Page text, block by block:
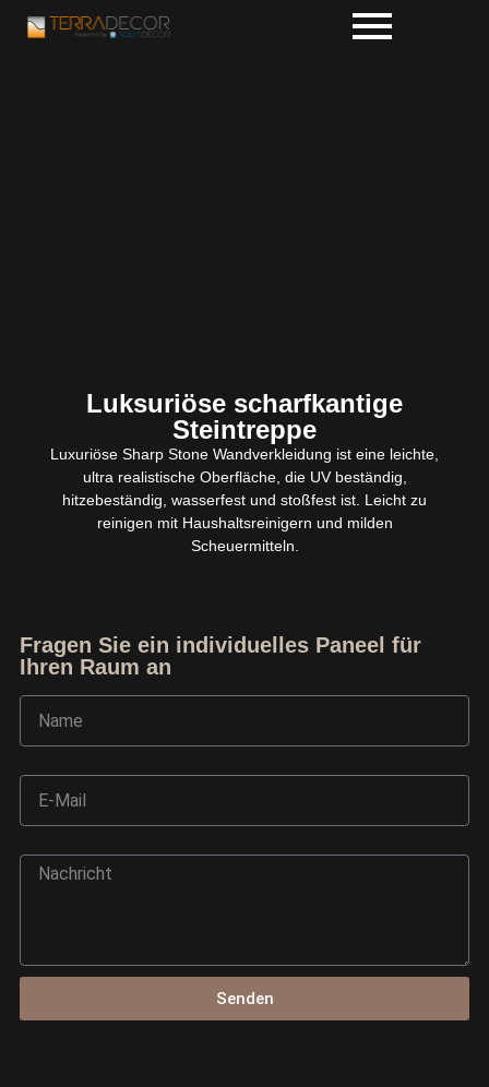
Luksuriöse scharfkantige
Steintreppe
Luxuriöse Sharp Stone Wandverkleidung ist eine leichte,
ultra realistische Oberfläche, die UV beständig,
hitzebeständig, wasserfest und stoßfest ist. Leicht zu
reinigen mit Haushaltsreinigern und milden
Scheuermitteln.
Fragen Sie ein individuelles Paneel für
Ihren Raum an
Senden